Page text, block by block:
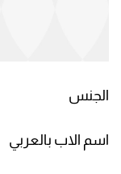
الجنس
اسم الاب بالعربي